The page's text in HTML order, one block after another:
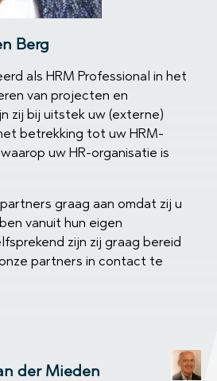
Berg
als HRM Professional in het
van projecten en
zij bij uitstek uw (externe)
betrekking tot uw HRM-
uw HR-organisatie is
graag aan omdat zij u
vanuit hun eigen
zijn zij graag bereid
partners in contact te
der Mieden